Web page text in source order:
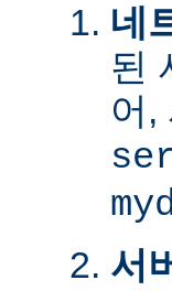
네
된
어,
서